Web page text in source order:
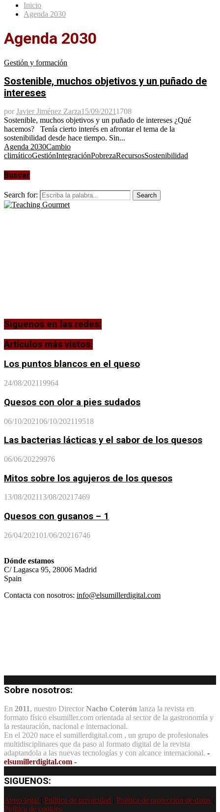
Inicio
Agenda 2030
Agenda 2030
Gestión y formación
Sostenible, muchos objetivos y un puñado de
intereses
por Javier Jiménez Zarza15/09/20211708
Sostenible, muchos objetivos y un puñado de intereses ¿Qué
hacemos? Tenía cierto interés en afrontar el tema de la
sostenibilidad desde hace tiempo. Sin...
Agenda 2030Cambio
climáticoGestiónIntegraciónPobrezaRecursosSostenibilidad
Buscar
Search for: Search
Siguenos en las redes:
Artículos más vistos:
Los puntos blancos en el queso
24/08/202119964
Quesos con olor a pies sudados
06/10/202106/10/202119518
Las bacterias lácticas y el sabor de los quesos
06/06/20229976
Mitos sobre los agujeros de los quesos
13/08/202113/08/20217469
Quesos con gusanos – 1
26/04/202101/06/20216746
Dónde estamos
C/ Lagasca 95, 28006 Madrid
Spain
Contacta con nosotros: info@elsumillerdigital.com
Sobre nosotros:
En 2011, nuestro Director Nacho Coterón lanza la revista en
formato físico elsumiller.com orientada al sector de la gastronomía y
la restauración, nacional e internacional.
En el 2020 nace el sumillerdigital.com , un grupo de profesionales
multidisciplinares que da paso al formato digital de la revista
adaptandola a las nuevas tecnologías y con alcance internacional. -
elsumillerdigital.com -
SIGUENOS:
Aviso legal Política de privacidad Política de protección de datos
Política de cookies